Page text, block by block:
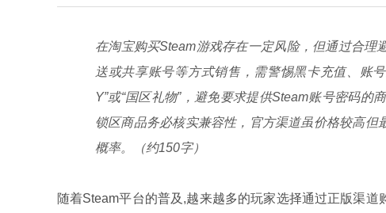
在淘宝购买Steam游戏存在一定风险，但通过合
送或共享账号等方式销售，需警惕黑卡充值、账
Y”或“国区礼物”，避免要求提供Steam账号密码的
锁区商品务必核实兼容性，官方渠道虽价格较高
概率。（约150字）
随着Steam平台的普及,越来越多的玩家选择通过正版渠